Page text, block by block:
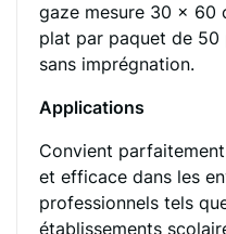
gaze mesure 30 × 60
plat par paquet de 50
sans imprégnation.
Applications
Convient
et efficace dans les
professionnels tels
établissements